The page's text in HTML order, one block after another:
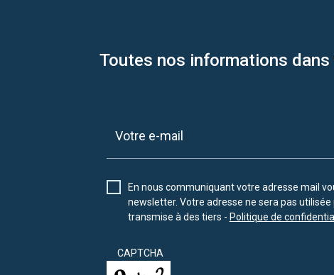
Toutes nos informations dans
En nous communiquant votre adresse mail
newsletter. Votre adresse ne sera pas
transmise à des tiers - Politique de
CAPTCHA